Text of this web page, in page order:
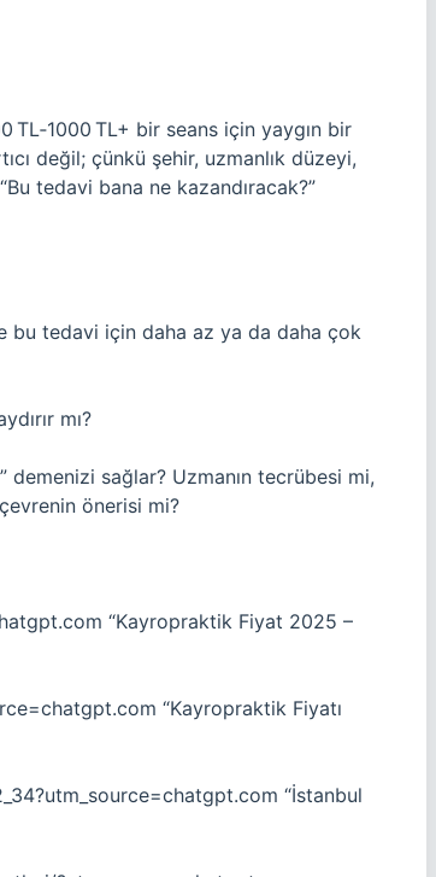
TL+ bir seans için yaygın bir
değil; çünkü şehir, uzmanlık düzeyi,
tedavi bana ne kazandıracak?”
bu tedavi için daha az ya da daha çok
mı?
sağlar? Uzmanın tecrübesi mi,
önerisi mi?
“Kayropraktik Fiyat 2025 –
“Kayropraktik Fiyatı
“İstanbul